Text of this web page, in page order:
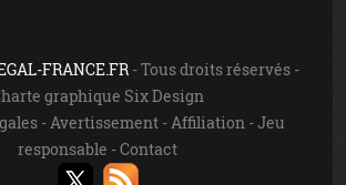
FRANCE.FR- Tous droits réservés -
graphique Six Design
-Avertissement-Affiliation-Jeu
responsable -Contact